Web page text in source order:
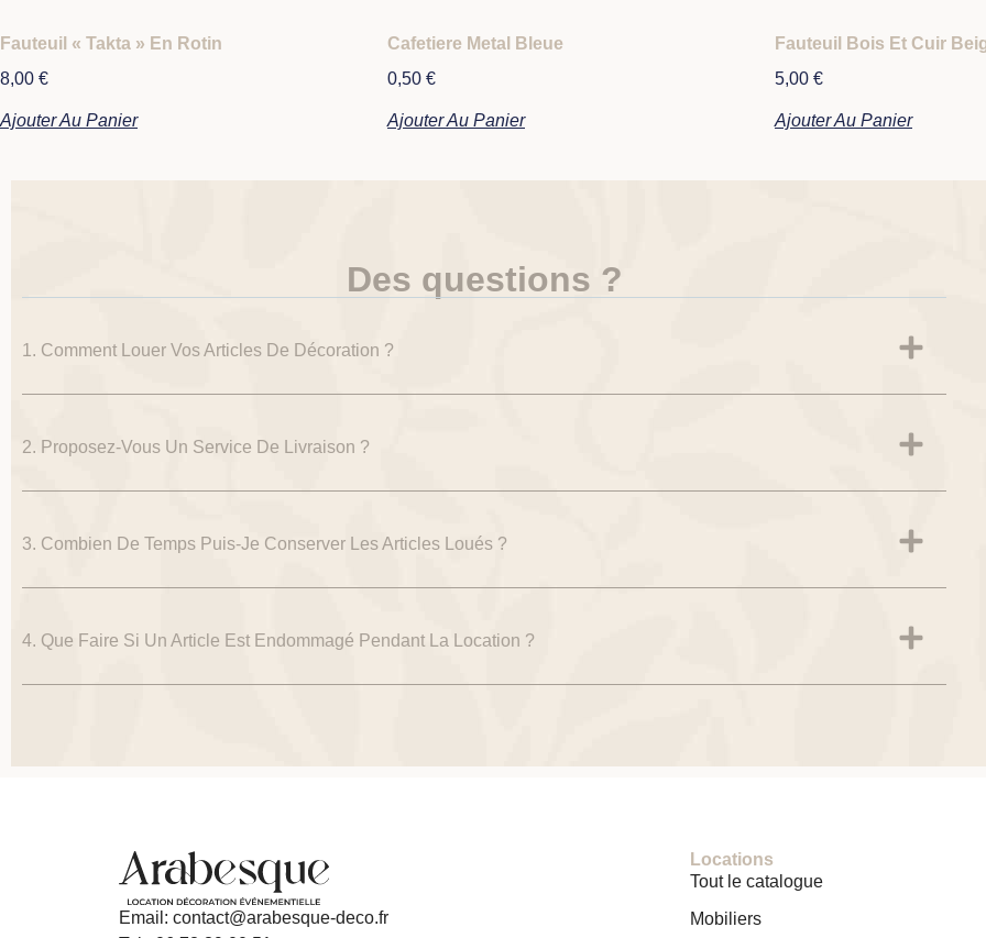
Fauteuil « Takta » En Rotin
8,00 €
Ajouter Au Panier
Cafetiere Metal Bleue
0,50 €
Ajouter Au Panier
Fauteuil Bois Et Cuir
5,00 €
Ajouter Au Panier
Des questions ?
1. Comment Louer Vos Articles De Décoration ?
2. Proposez-Vous Un Service De Livraison ?
3. Combien De Temps Puis-Je Conserver Les Articles Loués ?
4. Que Faire Si Un Article Est Endommagé Pendant La Location ?
Email: contact@arabesque-deco.fr
Locations
Tout le catalogue
Mobiliers